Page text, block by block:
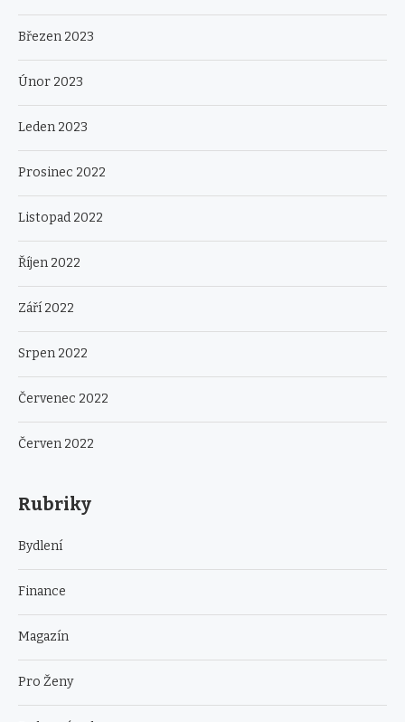
Březen 2023
Únor 2023
Leden 2023
Prosinec 2022
Listopad 2022
Říjen 2022
Září 2022
Srpen 2022
Červenec 2022
Červen 2022
Rubriky
Bydlení
Finance
Magazín
Pro Ženy